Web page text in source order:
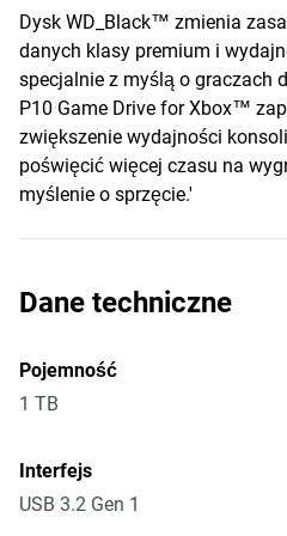
Dysk WD_Black™ zmienia
danych klasy premium i
specjalnie z myślą o graczach
P10 Game Drive for Xbox™
zwiększenie wydajności
poświęcić więcej czasu na
myślenie o sprzęcie.'
Dane techniczne
Pojemność
1 TB
Interfejs
USB 3.2 Gen 1